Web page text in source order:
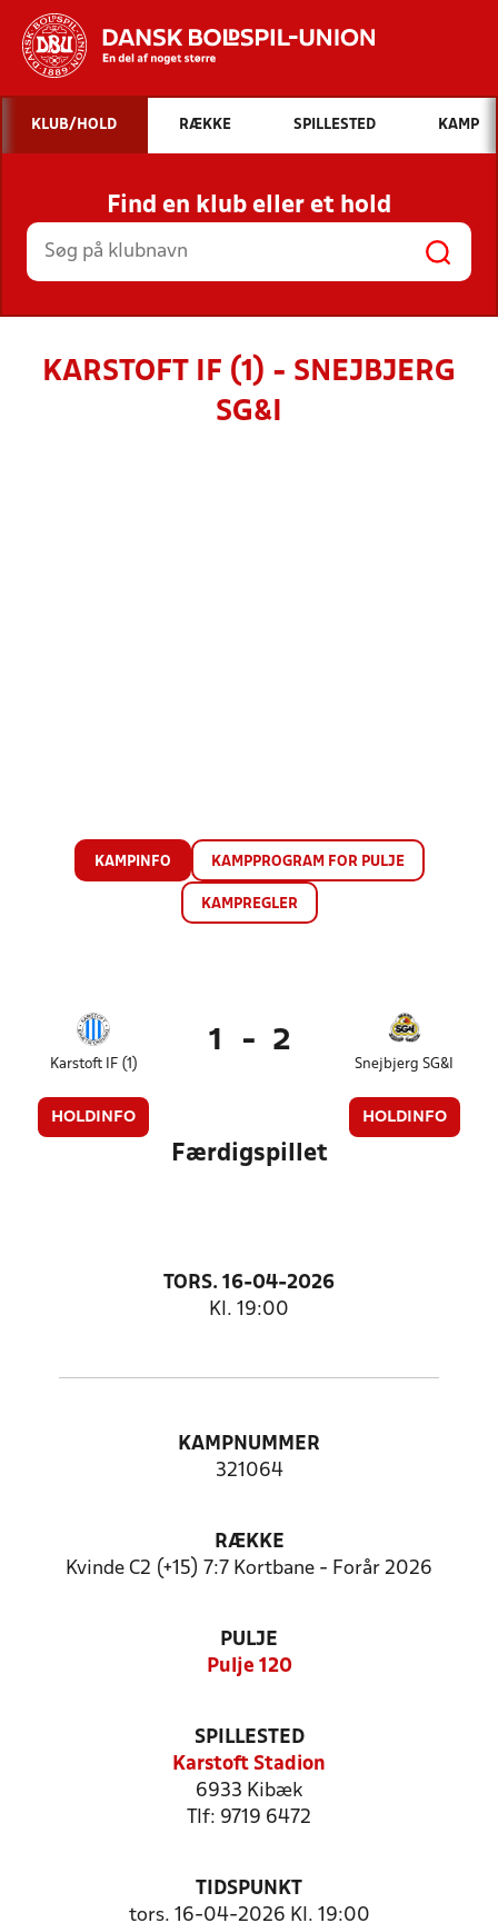
Hvad vil du søge efter?
INDHOLD OG NYHEDER
STILLINGER, RESULTATER, KLUBBER OG
HOLD
KLUB/HOLD RÆKKE SPILLESTED KAMP
Find en klub eller et hold
KARSTOFT IF (1) - SNEJBJERG
SG&I
KAMPINFO KAMPPROGRAM FOR PULJE
KAMPREGLER
Karstoft IF (1)
HOLDINFO
1 - 2
Snejbjerg SG&I
HOLDINFO
Færdigspillet
TORS. 16-04-2026
Kl. 19:00
KAMPNUMMER
321064
RÆKKE
Kvinde C2 (+15) 7:7 Kortbane - Forår 2026
PULJE
Pulje 120
SPILLESTED
Karstoft Stadion
6933 Kibæk
Tlf: 9719 6472
TIDSPUNKT
tors. 16-04-2026 Kl. 19:00